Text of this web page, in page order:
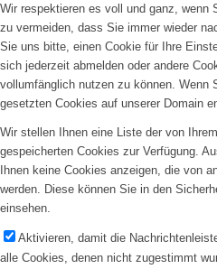
Wir respektieren es voll und ganz, wenn
zu vermeiden, dass Sie immer wieder
Sie uns bitte, einen Cookie für Ihre
sich jederzeit abmelden oder andere
vollumfänglich nutzen zu können. Wenn
gesetzten Cookies auf unserer Domain
Wir stellen Ihnen eine Liste der von
gespeicherten Cookies zur Verfügung.
Ihnen keine Cookies anzeigen, die von
werden. Diese können Sie in den
einsehen.
Aktivieren, damit die
alle Cookies, denen nicht zugestimmt